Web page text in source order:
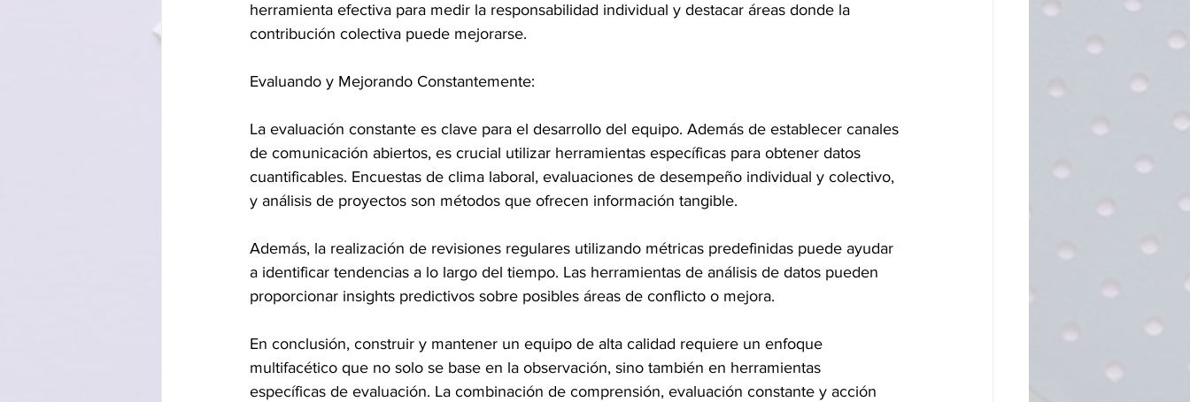
herramienta efectiva para medir la responsabilidad individual y destacar áreas donde la
contribución colectiva puede mejorarse.
Evaluando y Mejorando Constantemente:
La evaluación constante es clave para el desarrollo del equipo. Además de establecer canales
de comunicación abiertos, es crucial utilizar herramientas específicas para obtener datos
cuantificables. Encuestas de clima laboral, evaluaciones de desempeño individual y colectivo,
y análisis de proyectos son métodos que ofrecen información tangible.
Además, la realización de revisiones regulares utilizando métricas predefinidas puede ayudar
a identificar tendencias a lo largo del tiempo. Las herramientas de análisis de datos pueden
proporcionar insights predictivos sobre posibles áreas de conflicto o mejora.
En conclusión, construir y mantener un equipo de alta calidad requiere un enfoque
multifacético que no solo se base en la observación, sino también en herramientas
específicas de evaluación. La combinación de comprensión, evaluación constante y acción